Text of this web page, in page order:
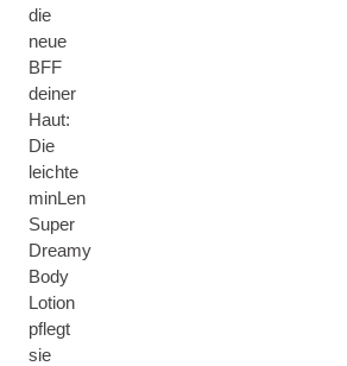
die
neue
BFF
deiner
Haut:
Die
leichte
minLen
Super
Dreamy
Body
Lotion
pflegt
sie